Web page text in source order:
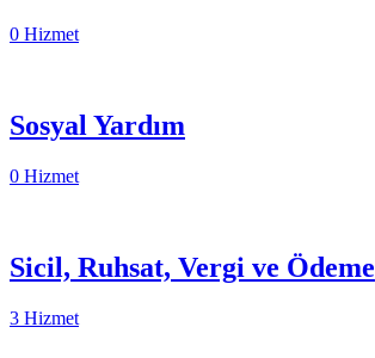
0 Hizmet
Sosyal Yardım
0 Hizmet
Sicil, Ruhsat, Vergi ve Ödeme
3 Hizmet